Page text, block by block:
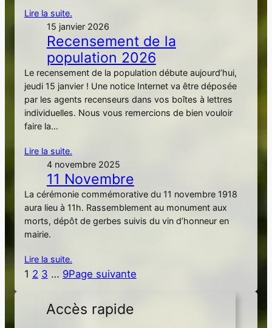
Lire la suite.
15 janvier 2026
Recensement de la
population 2026
Le recensement de la population débute aujourd’hui,
jeudi 15 janvier ! Une notice Internet va être déposée
par les agents recenseurs dans vos boîtes à lettres
individuelles. Nous vous remercions de bien vouloir
faire la…
Lire la suite.
4 novembre 2025
11 Novembre
La cérémonie commémorative du 11 novembre 1918
aura lieu à 11h. Rassemblement au monument aux
morts, dépôt de gerbes suivis du vin d’honneur en
mairie.
Lire la suite.
1 2 3 … 9Page suivante
Accès rapide